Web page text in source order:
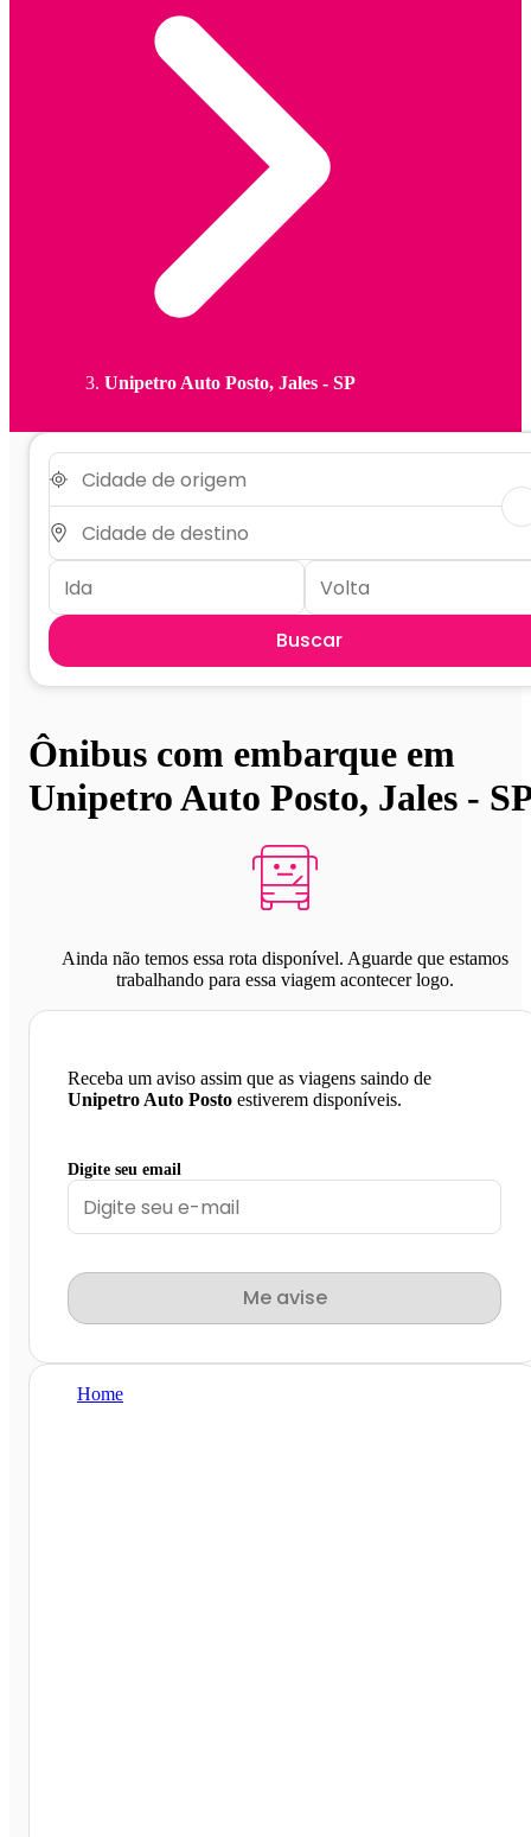
Unipetro Auto Posto, Jales - SP
Buscar
Ônibus com embarque em
Unipetro Auto Posto, Jales -
Ainda não temos essa rota disponível. Aguarde que estamos
trabalhando para essa viagem acontecer logo.
Receba um aviso assim que as viagens saindo de
Unipetro Auto Posto estiverem disponíveis.
Digite seu email
Me avise
Home